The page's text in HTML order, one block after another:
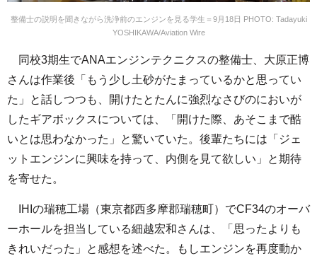
整備士の説明を聞きながら洗浄前のエンジンを見る学生＝9月18日 PHOTO: Tadayuki
YOSHIKAWA/Aviation Wire
同校3期生でANAエンジンテクニクスの整備士、大原正博
さんは作業後「もう少し土砂がたまっているかと思ってい
た」と話しつつも、開けたとたんに強烈なさびのにおいが
したギアボックスについては、「開けた際、あそこまで酷
いとは思わなかった」と驚いていた。後輩たちには「ジェ
ットエンジンに興味を持って、内側を見て欲しい」と期待
を寄せた。
IHIの瑞穂工場（東京都西多摩郡瑞穂町）でCF34のオーバ
ーホールを担当している細越宏和さんは、「思ったよりも
きれいだった」と感想を述べた。もしエンジンを再度動か